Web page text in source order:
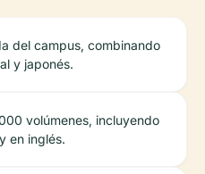
del campus, combinando
y japonés.
volúmenes, incluyendo
en inglés.